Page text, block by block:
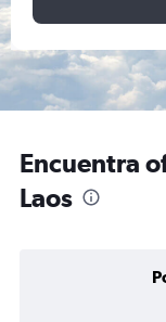
Encuentra
Laos